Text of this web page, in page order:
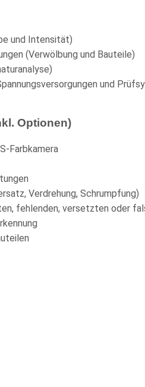
und Intensität)
(Verwölbung und Bauteile)
und
Optionen)
Farbkamera
Verdrehung, Schrumpfung)
fehlenden, versetzten oder